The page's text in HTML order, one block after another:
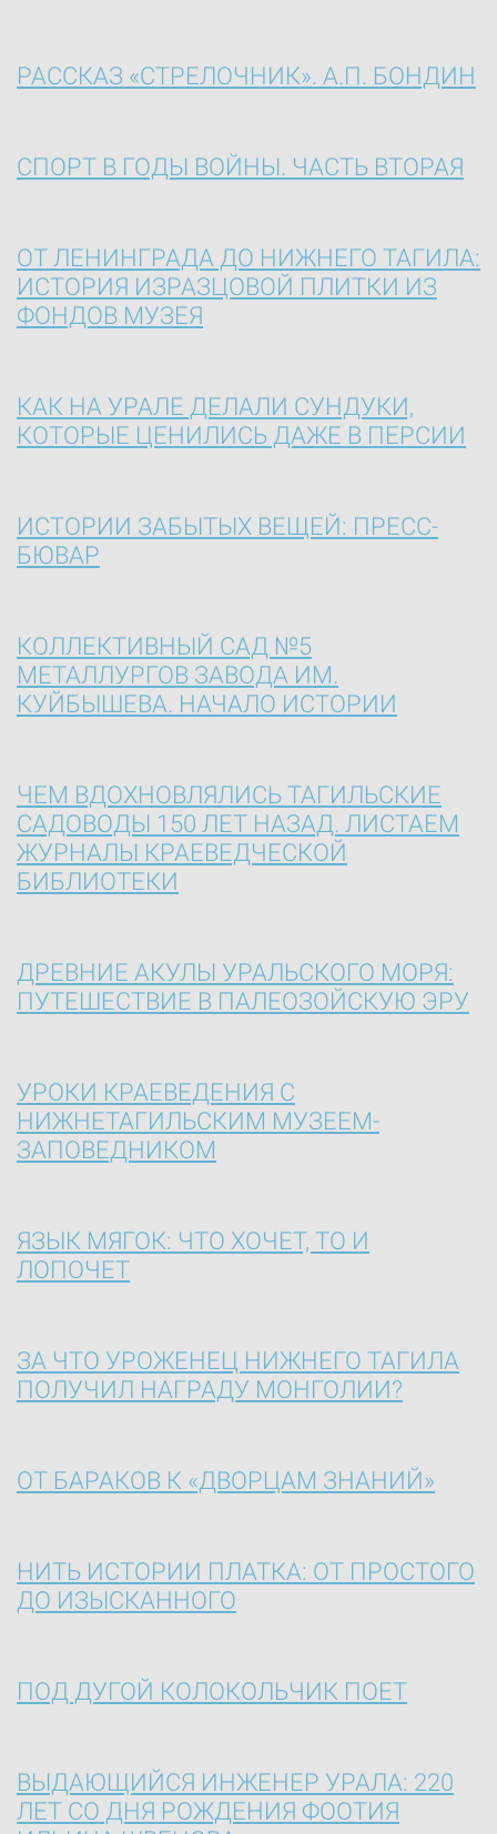
РАССКАЗ «СТРЕЛОЧНИК». А.П. БОНДИН
СПОРТ В ГОДЫ ВОЙНЫ. ЧАСТЬ ВТОРАЯ
ОТ ЛЕНИНГРАДА ДО НИЖНЕГО ТАГИЛА:
ИСТОРИЯ ИЗРАЗЦОВОЙ ПЛИТКИ ИЗ
ФОНДОВ МУЗЕЯ
КАК НА УРАЛЕ ДЕЛАЛИ СУНДУКИ,
КОТОРЫЕ ЦЕНИЛИСЬ ДАЖЕ В ПЕРСИИ
ИСТОРИИ ЗАБЫТЫХ ВЕЩЕЙ: ПРЕСС-
БЮВАР
КОЛЛЕКТИВНЫЙ САД №5
МЕТАЛЛУРГОВ ЗАВОДА ИМ.
КУЙБЫШЕВА. НАЧАЛО ИСТОРИИ
ЧЕМ ВДОХНОВЛЯЛИСЬ ТАГИЛЬСКИЕ
САДОВОДЫ 150 ЛЕТ НАЗАД. ЛИСТАЕМ
ЖУРНАЛЫ КРАЕВЕДЧЕСКОЙ
БИБЛИОТЕКИ
ДРЕВНИЕ АКУЛЫ УРАЛЬСКОГО МОРЯ:
ПУТЕШЕСТВИЕ В ПАЛЕОЗОЙСКУЮ ЭРУ
УРОКИ КРАЕВЕДЕНИЯ С
НИЖНЕТАГИЛЬСКИМ МУЗЕЕМ-
ЗАПОВЕДНИКОМ
ЯЗЫК МЯГОК: ЧТО ХОЧЕТ, ТО И
ЛОПОЧЕТ
ЗА ЧТО УРОЖЕНЕЦ НИЖНЕГО ТАГИЛА
ПОЛУЧИЛ НАГРАДУ МОНГОЛИИ?
ОТ БАРАКОВ К «ДВОРЦАМ ЗНАНИЙ»
НИТЬ ИСТОРИИ ПЛАТКА: ОТ ПРОСТОГО
ДО ИЗЫСКАННОГО
ПОД ДУГОЙ КОЛОКОЛЬЧИК ПОЕТ
ВЫДАЮЩИЙСЯ ИНЖЕНЕР УРАЛА: 220
ЛЕТ СО ДНЯ РОЖДЕНИЯ ФООТИЯ